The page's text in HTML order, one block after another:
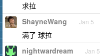
求拉
ShayneWang Jan 5
满了 球拉
nightwardream Jan 5